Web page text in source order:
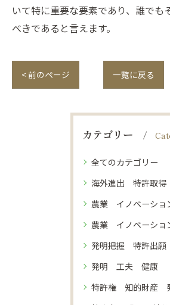
いて特に重要な要素であり、誰でも
べきであると言えます。
< 前のページ 一覧に戻る
カテゴリー
全てのカテゴリー
海外進出 特許取
農業 イノベーシ
農業 イノベーシ
発明把握 特許出
発明 工夫 健康
特許権 知的財産